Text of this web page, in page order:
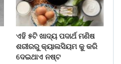
ଏହି ୫ଟି ଖାଦ୍ୟ ପଦାର୍ଥ ମଣିଷ
ଶରୀରରୁ କ୍ୟାଲସିୟମ କୁ କରି
ଦେଇଥାଏ ନଷ୍ଟ